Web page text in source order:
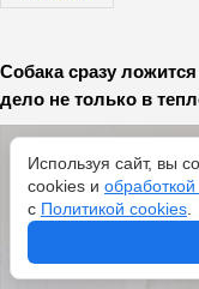
Собака сразу
дело не только в
Используя сайт, вы
cookies и
с Политикой cookies